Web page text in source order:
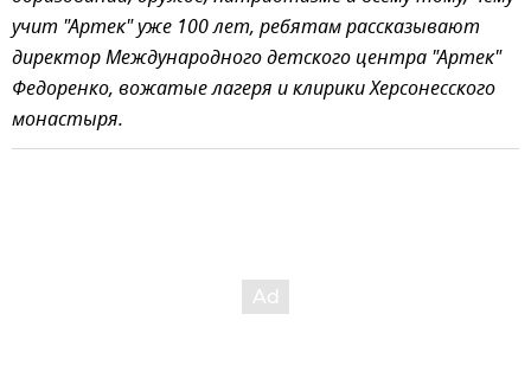
учит "Артек" уже 100 лет, ребятам рассказывают
директор Международного детского центра "Артек"
Федоренко, вожатые лагеря и клирики Херсонесского
монастыря.